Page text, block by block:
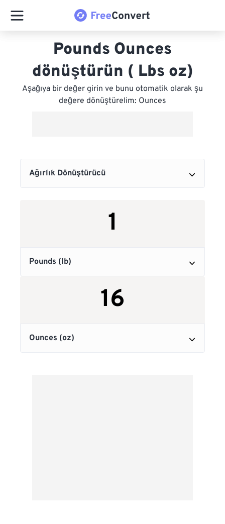
Pounds Ounces
dönüştürün ( Lbs oz)
Aşağıya bir değer girin ve bunu otomatik olarak şu
değere dönüştürelim: Ounces